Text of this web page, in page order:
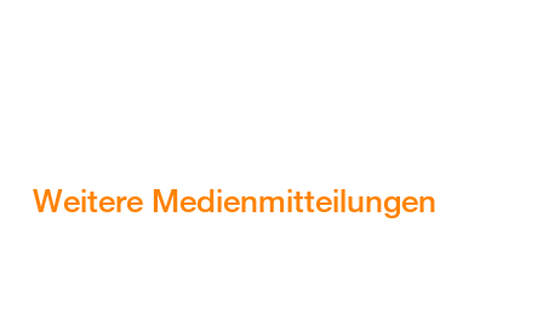
Weitere Medienmitteilungen